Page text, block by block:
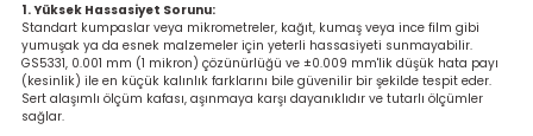
1. Yüksek Hassasiyet Sorunu:
Standart kumpaslar veya mikrometreler, kağıt, kumaş veya ince film gibi
yumuşak ya da esnek malzemeler için yeterli hassasiyeti sunmayabilir.
GS5331, 0.001 mm (1 mikron) çözünürlüğü ve ±0.009 mm'lik düşük hata payı
(kesinlik) ile en küçük kalınlık farklarını bile güvenilir bir şekilde tespit eder.
Sert alaşımlı ölçüm kafası, aşınmaya karşı dayanıklıdır ve tutarlı ölçümler
sağlar.